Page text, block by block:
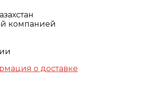
компанией
о доставке